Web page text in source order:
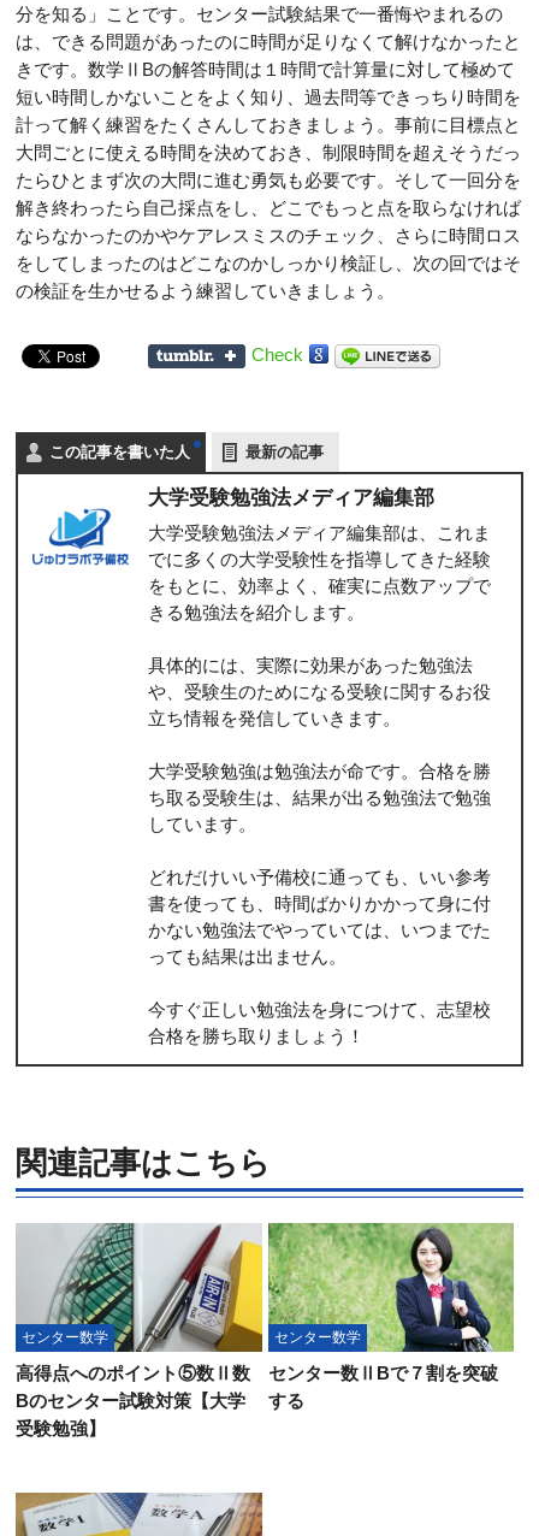
分を知る」ことです。センター試験結果で一番悔やまれるの
は、できる問題があったのに時間が足りなくて解けなかったと
きです。数学ⅡBの解答時間は１時間で計算量に対して極めて
短い時間しかないことをよく知り、過去問等できっちり時間を
計って解く練習をたくさんしておきましょう。事前に目標点と
大問ごとに使える時間を決めておき、制限時間を超えそうだっ
たらひとまず次の大問に進む勇気も必要です。そして一回分を
解き終わったら自己採点をし、どこでもっと点を取らなければ
ならなかったのかやケアレスミスのチェック、さらに時間ロス
をしてしまったのはどこなのかしっかり検証し、次の回ではそ
の検証を生かせるよう練習していきましょう。
Check
この記事を書いた人 最新の記事
大学受験勉強法メディア編集部
大学受験勉強法メディア編集部は、これま
でに多くの大学受験性を指導してきた経験
をもとに、効率よく、確実に点数アップで
きる勉強法を紹介します。
具体的には、実際に効果があった勉強法
や、受験生のためになる受験に関するお役
立ち情報を発信していきます。
大学受験勉強は勉強法が命です。合格を勝
ち取る受験生は、結果が出る勉強法で勉強
しています。
どれだけいい予備校に通っても、いい参考
書を使っても、時間ばかりかかって身に付
かない勉強法でやっていては、いつまでた
っても結果は出ません。
今すぐ正しい勉強法を身につけて、志望校
合格を勝ち取りましょう！
関連記事はこちら
センター数学
高得点へのポイント⑤数Ⅱ数
Bのセンター試験対策【大学
受験勉強】
センター数学
センター数ⅡBで７割を突破
する